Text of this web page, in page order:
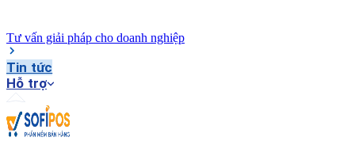
Tư vấn giải pháp cho doanh nghiệp
Tin tức
Hỗ trợ